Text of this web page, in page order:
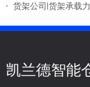
货架公司|货架承载
凯兰德智能